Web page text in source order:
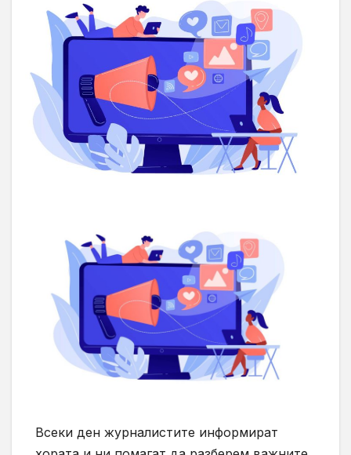
Всеки ден журналистите информират